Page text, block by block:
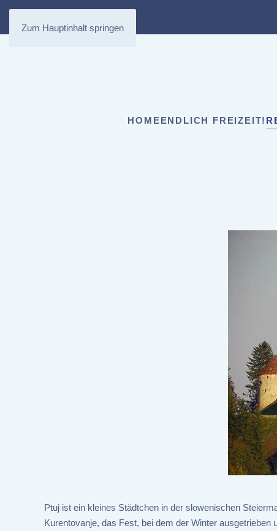
Zum Hauptinhalt springen
HOMEENDLICH FREIZEIT!
Ptuj ist ein kleines Städtchen in der slowenischen
Kurentovanje, das Fest, bei dem der Winter